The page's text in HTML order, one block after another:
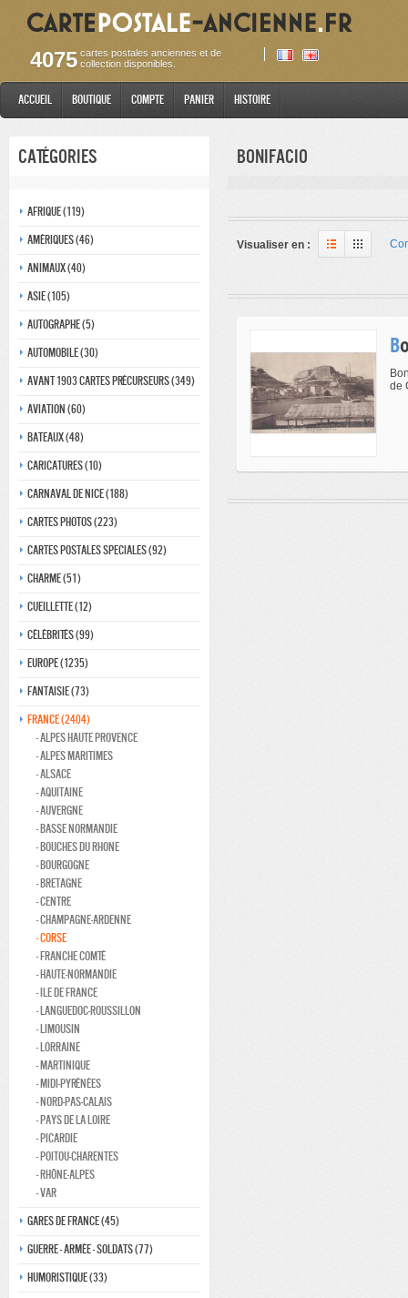
4075 cartes postales anciennes et de
collection disponibles.
Accueil Boutique Compte Panier Histoire
Catégories
Afrique (119)
Amériques (46)
Animaux (40)
Asie (105)
Autographe (5)
Automobile (30)
Avant 1903 Cartes précurseurs (349)
Aviation (60)
Bateaux (48)
Caricatures (10)
Carnaval de nice (188)
Cartes photos (223)
Cartes postales speciales (92)
Charme (51)
Cueillette (12)
Célébrités (99)
Europe (1235)
Fantaisie (73)
France (2404)
- Alpes haute provence
- Alpes maritimes
- Alsace
- Aquitaine
- Auvergne
- Basse normandie
- Bouches du rhone
- Bourgogne
- Bretagne
- Centre
- Champagne-ardenne
- Corse
- Franche comté
- Haute-normandie
- Ile de france
- Languedoc-roussillon
- Limousin
- Lorraine
- Martinique
- Midi-Pyrénées
- Nord-pas-calais
- Pays de la loire
- Picardie
- Poitou-charentes
- Rhône-alpes
- Var
Gares de france (45)
Guerre - Armée - Soldats (77)
Humoristique (33)
Bonifacio
Visualiser en :
de